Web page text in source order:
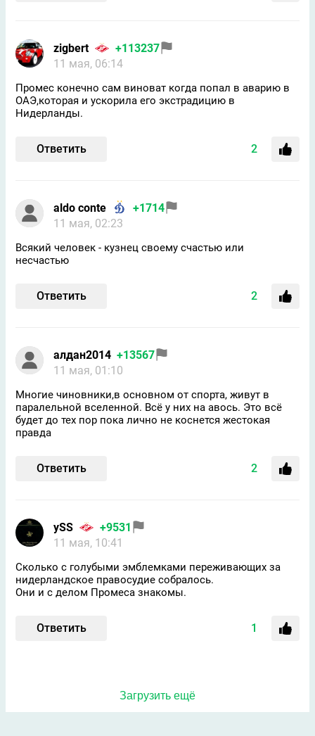
zigbert
+113237
11 мая, 06:14
Промес конечно сам виноват когда попал в аварию в
ОАЭ,которая и ускорила его экстрадицию в
Нидерланды.
Ответить 2
aldo conte
+1714
11 мая, 02:23
Всякий человек - кузнец своему счастью или
несчастью
Ответить 2
алдан2014 +13567
11 мая, 01:10
Многие чиновники,в основном от спорта, живут в
паралельной вселенной. Всё у них на авось. Это всё
будет до тех пор пока лично не коснется жестокая
правда
Ответить 2
ySS
+9531
11 мая, 10:41
Сколько с голубыми эмблемками переживающих за
нидерландское правосудие собралось.
Они и с делом Промеса знакомы.
Ответить 1
Загрузить ещё